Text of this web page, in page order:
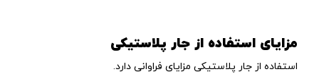
مزایای استفاده از جار پلاستیکی
استفاده از جار پلاستیکی مزایای فراوانی دارد.